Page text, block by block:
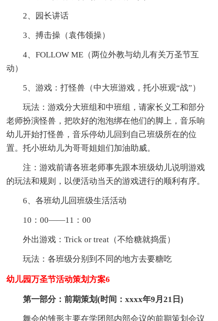
2、园长讲话
3、搏击操（袁伟领操）
4、FOLLOW ME（两位外教与幼儿有关万圣节互
动）
5、游戏：打怪兽（中大班游戏，托小班观“战”）
玩法：游戏分大班组和中班组，请家长义工和部分
老师扮演怪兽，把吹好的泡泡绑在他们的脚上，音乐响
幼儿开始打怪兽，音乐停幼儿回到自己班级所在的位
置。托小班幼儿为哥哥姐姐们加油助威。
注：游戏前请各班老师事先跟本班级幼儿说明游戏
的玩法和规则，以便活动当天的游戏进行的顺利有序。
6、各班幼儿回班级生活活动
10：00——11：00
外出游戏：Trick or treat（不给糖就捣蛋）
玩法：各班级分别到不同的地方去要糖吃
幼儿园万圣节活动策划方案6
第一部分：前期策划(时间：xxxx年9月21日)
舞会的雏形主要在学团部内部会议的前期策划会议